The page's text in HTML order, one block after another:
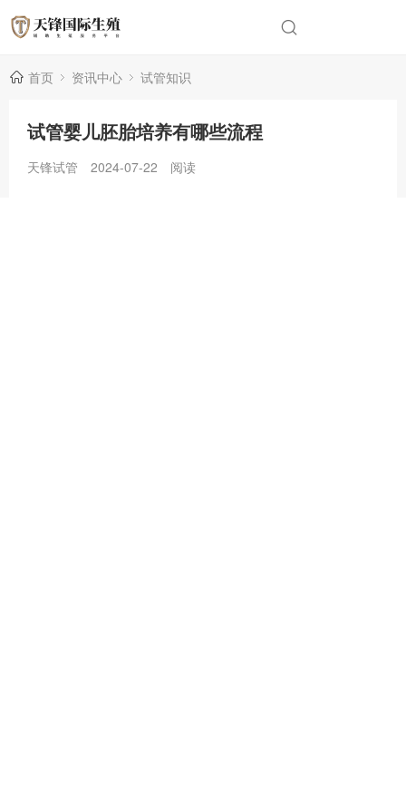
首页 资讯中心 试管知识
试管婴儿胚胎培养有哪些流程
天锋试管 2024-07-22 阅读